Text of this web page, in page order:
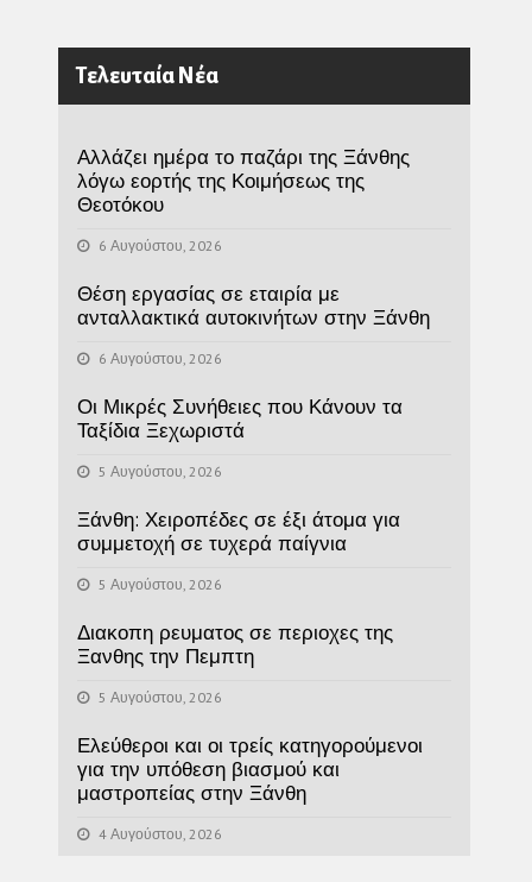
Τελευταία Νέα
Αλλάζει ημέρα το παζάρι της Ξάνθης
λόγω εορτής της Κοιμήσεως της
Θεοτόκου
6 Αυγούστου, 2026
Θέση εργασίας σε εταιρία με
ανταλλακτικά αυτοκινήτων στην Ξάνθη
6 Αυγούστου, 2026
Οι Μικρές Συνήθειες που Κάνουν τα
Ταξίδια Ξεχωριστά
5 Αυγούστου, 2026
Ξάνθη: Χειροπέδες σε έξι άτομα για
συμμετοχή σε τυχερά παίγνια
5 Αυγούστου, 2026
Διακοπη ρευματος σε περιοχες της
Ξανθης την Πεμπτη
5 Αυγούστου, 2026
Ελεύθεροι και οι τρείς κατηγορούμενοι
για την υπόθεση βιασμού και
μαστροπείας στην Ξάνθη
4 Αυγούστου, 2026